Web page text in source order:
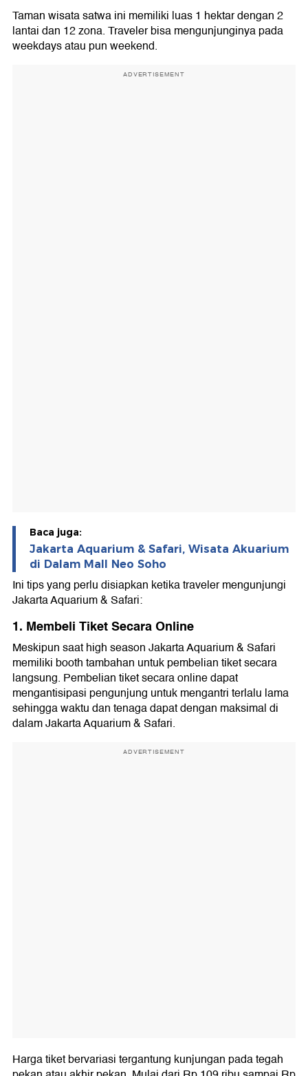
6. Tonton Mermaid Pearl of The South Sea
Taman wisata satwa ini memiliki luas 1 hektar dengan 2
lantai dan 12 zona. Traveler bisa mengunjunginya pada
weekdays atau pun weekend.
ADVERTISEMENT
Baca juga:
Jakarta Aquarium & Safari, Wisata Akuarium
di Dalam Mall Neo Soho
Ini tips yang perlu disiapkan ketika traveler mengunjungi
Jakarta Aquarium & Safari:
1. Membeli Tiket Secara Online
Meskipun saat high season Jakarta Aquarium & Safari
memiliki booth tambahan untuk pembelian tiket secara
langsung. Pembelian tiket secara online dapat
mengantisipasi pengunjung untuk mengantri terlalu lama
sehingga waktu dan tenaga dapat dengan maksimal di
dalam Jakarta Aquarium & Safari.
ADVERTISEMENT
Harga tiket bervariasi tergantung kunjungan pada tegah